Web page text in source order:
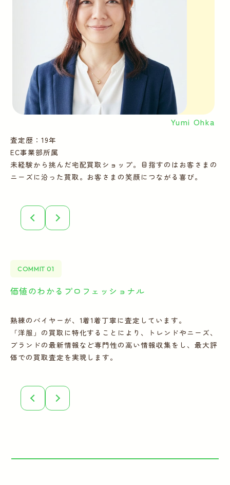
Yumi Ohka
査定歴：19年
EC事業部所属
未経験から挑んだ宅配買取ショップ。目指すのはお客さまの
ニーズに沿った買取。お客さまの笑顔につながる喜び。
COMMIT 01
価値のわかるプロフェッショナル
熟練のバイヤーが、1着1着丁寧に査定しています。
「洋服」の買取に特化することにより、トレンドやニーズ、
ブランドの最新情報など専門性の高い情報収集をし、最大評
価での買取査定を実現します。